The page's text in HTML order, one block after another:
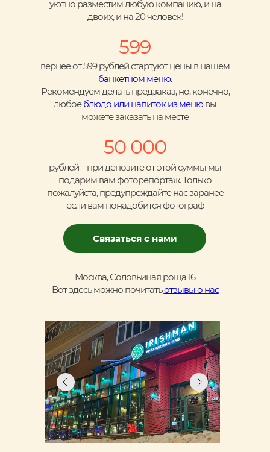
Связаться с нами
уютно разместим любую компанию, и на
двоих, и на 20 человек!
599
вернее от 599 рублей стартуют цены в нашем
банкетном меню.
Рекомендуем делать предзаказ, но, конечно,
любоеблюдо или напиток из менювы
можете заказать на месте
50 000
рублей – при депозите от этой суммы мы
подарим вам фоторепортаж. Только
пожалуйста, предупреждайте нас заранее
если вам понадобится фотограф
Москва, Соловьиная роща 16
Вот здесь можно почитатьотзывы о нас